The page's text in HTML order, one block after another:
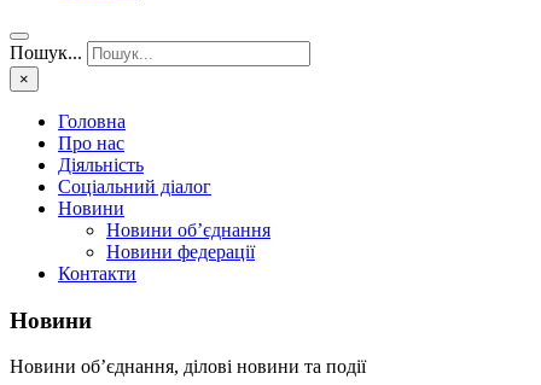
Пошук...
×
Головна
Про нас
Діяльність
Соціальний діалог
Новини
Новини об’єднання
Новини федерації
Контакти
Новини
Новини об’єднання, ділові новини та події